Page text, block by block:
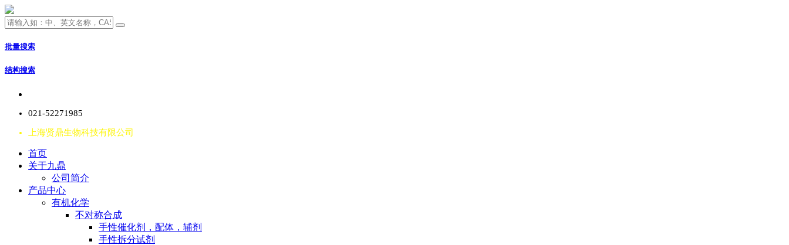
批量搜索
结构搜索
021-52271985
上海贤鼎生物科技有限公司
首页
关于九鼎
公司简介
产品中心
有机化学
不对称合成
手性催化剂，配体，辅剂
手性拆分试剂